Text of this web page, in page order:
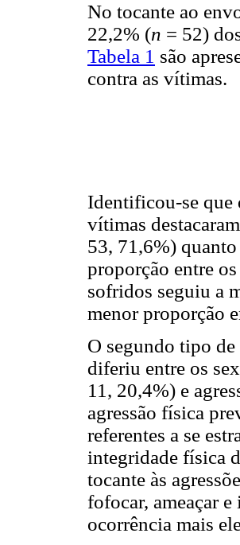
No tocante ao
22,2% (n = 52)
Tabela 1 são
contra as vítimas.
Identificou-se que
vítimas
53, 71,6%)
proporção entre
sofridos seguiu a
menor proporção
O segundo tipo
diferiu entre os
11, 20,4%) e
agressão física
referentes a se
integridade física
tocante às
fofocar, ameaçar
ocorrência mais